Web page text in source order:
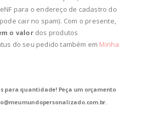
para o endereço de cadastro do
cair no spam). Com o presente,
o valordos produtos
do seu pedido também em Minha
para quantidade! Peça um orçamento